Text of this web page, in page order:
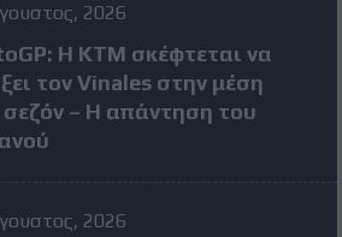
2026
Η KTM σκέφτεται να
τον Vinales στην μέση
σεζόν – Η απάντηση του
2026